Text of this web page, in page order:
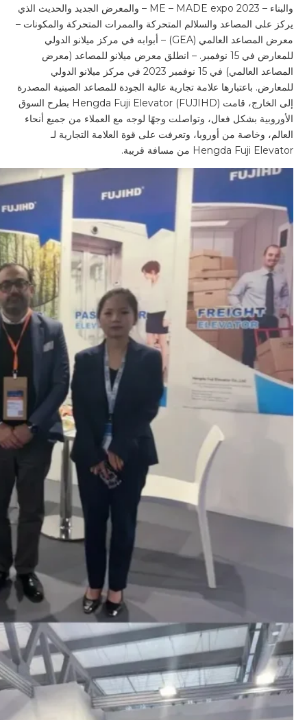
والبناء – ME – MADE expo 2023 – والمعرض الجديد والحديث الذي
يركز على المصاعد والسلالم المتحركة والممرات المتحركة والمكونات –
معرض المصاعد العالمي (GEA) – أبوابه في مركز ميلانو الدولي
للمعارض في 15 نوفمبر. – انطلق معرض ميلانو للمصاعد (معرض
المصاعد العالمي) في 15 نوفمبر 2023 في مركز ميلانو الدولي
للمعارض. باعتبارها علامة تجارية عالية الجودة للمصاعد الصينية المصدرة
إلى الخارج، قامت Hengda Fuji Elevator (FUJIHD) بطرح السوق
الأوروبية بشكل فعال، وتواصلت وجهًا لوجه مع العملاء من جميع أنحاء
العالم، وخاصة من أوروبا، وتعرفت على قوة العلامة التجارية لـ
Hengda Fuji Elevator من مسافة قريبة.